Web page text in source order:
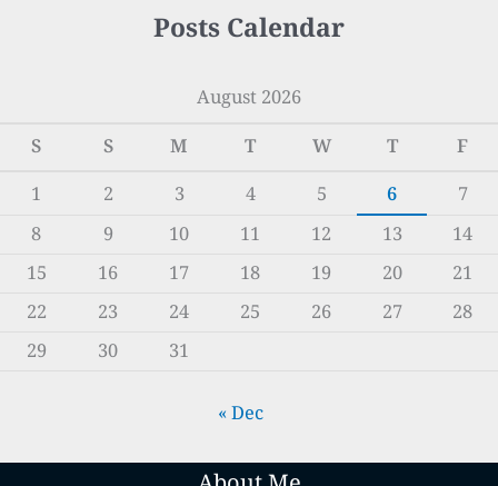
Posts Calendar
August 2026
S
S M T W T
F
1
2 3 4 5 6
7
8
9 10 11 12 13
14
15
16 17 18 19 20
21
22
23 24 25 26 27
28
29
30 31
« Dec